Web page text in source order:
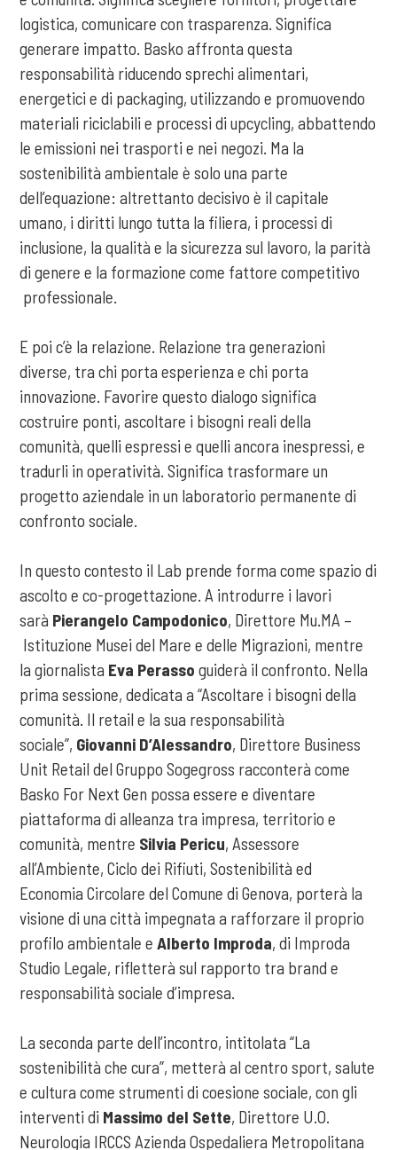
logistica, comunicare con trasparenza. Significa
generare impatto. Basko affronta questa
responsabilità riducendo sprechi alimentari,
energetici e di packaging, utilizzando e promuovendo
materiali riciclabili e processi di upcycling, abbattendo
le emissioni nei trasporti e nei negozi. Ma la
sostenibilità ambientale è solo una parte
dell’equazione: altrettanto decisivo è il capitale
umano, i diritti lungo tutta la filiera, i processi di
inclusione, la qualità e la sicurezza sul lavoro, la parità
di genere e la formazione come fattore competitivo
professionale.
E poi c’è la relazione. Relazione tra generazioni
diverse, tra chi porta esperienza e chi porta
innovazione. Favorire questo dialogo significa
costruire ponti, ascoltare i bisogni reali della
comunità, quelli espressi e quelli ancora inespressi, e
tradurli in operatività. Significa trasformare un
progetto aziendale in un laboratorio permanente di
confronto sociale.
In questo contesto il Lab prende forma come spazio di
ascolto e co-progettazione. A introdurre i lavori
sarà Pierangelo Campodonico, Direttore Mu.MA –
Istituzione Musei del Mare e delle Migrazioni, mentre
la giornalista Eva Perasso guiderà il confronto. Nella
prima sessione, dedicata a “Ascoltare i bisogni della
comunità. Il retail e la sua responsabilità
sociale”, Giovanni D’Alessandro, Direttore Business
Unit Retail del Gruppo Sogegross racconterà come
Basko For Next Gen possa essere e diventare
piattaforma di alleanza tra impresa, territorio e
comunità, mentre Silvia Pericu, Assessore
all’Ambiente, Ciclo dei Rifiuti, Sostenibilità ed
Economia Circolare del Comune di Genova, porterà la
visione di una città impegnata a rafforzare il proprio
profilo ambientale eAlberto Improda, di Improda
Studio Legale, rifletterà sul rapporto tra brand e
responsabilità sociale d’impresa.
La seconda parte dell’incontro, intitolata “La
sostenibilità che cura”, metterà al centro sport, salute
e cultura come strumenti di coesione sociale, con gli
interventi di Massimo del Sette, Direttore U.O.
Neurologia IRCCS Azienda Ospedaliera Metropolitana